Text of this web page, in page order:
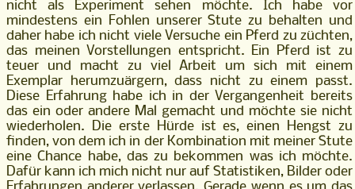
nicht als Experiment sehen möchte. Ich habe vor
mindestens ein Fohlen unserer Stute zu behalten und
daher habe ich nicht viele Versuche ein Pferd zu züchten,
das meinen Vorstellungen entspricht. Ein Pferd ist zu
teuer und macht zu viel Arbeit um sich mit einem
Exemplar herumzuärgern, dass nicht zu einem passt.
Diese Erfahrung habe ich in der Vergangenheit bereits
das ein oder andere Mal gemacht und möchte sie nicht
wiederholen. Die erste Hürde ist es, einen Hengst zu
finden, von dem ich in der Kombination mit meiner Stute
eine Chance habe, das zu bekommen was ich möchte.
Dafür kann ich mich nicht nur auf Statistiken, Bilder oder